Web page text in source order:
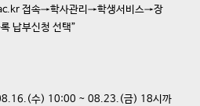
접속→학사관리→학생서비스→장
납부신청 선택”
수) 10:00 ~ 08.23.(금) 18시까